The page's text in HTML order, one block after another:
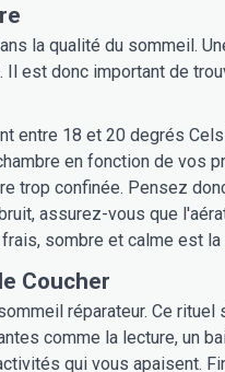
la qualité du sommeil.
est donc important de
entre 18 et 20 degrés
en fonction de vos
trop confinée. Pensez
assurez-vous que
sombre et calme est
Coucher
réparateur. Ce
comme la lecture, un
qui vous apaisent.